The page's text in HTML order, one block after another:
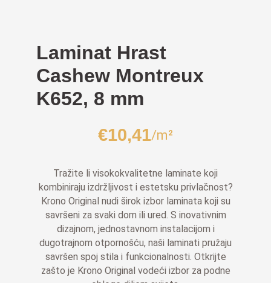
Laminat Hrast
Cashew Montreux
K652, 8 mm
€10,41/m²
Tražite li visokokvalitetne laminate koji
kombiniraju izdržljivost i estetsku privlačnost?
Krono Original nudi širok izbor laminata koji su
savršeni za svaki dom ili ured. S inovativnim
dizajnom, jednostavnom instalacijom i
dugotrajnom otpornošću, naši laminati pružaju
savršen spoj stila i funkcionalnosti. Otkrijte
zašto je Krono Original vodeći izbor za podne